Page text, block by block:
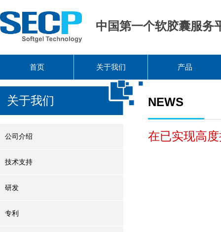
首页 关于我们 产品
中国第一个软胶囊服务
NEWS
在已实现高
关于我们
公司介绍
技术支持
研发
专利